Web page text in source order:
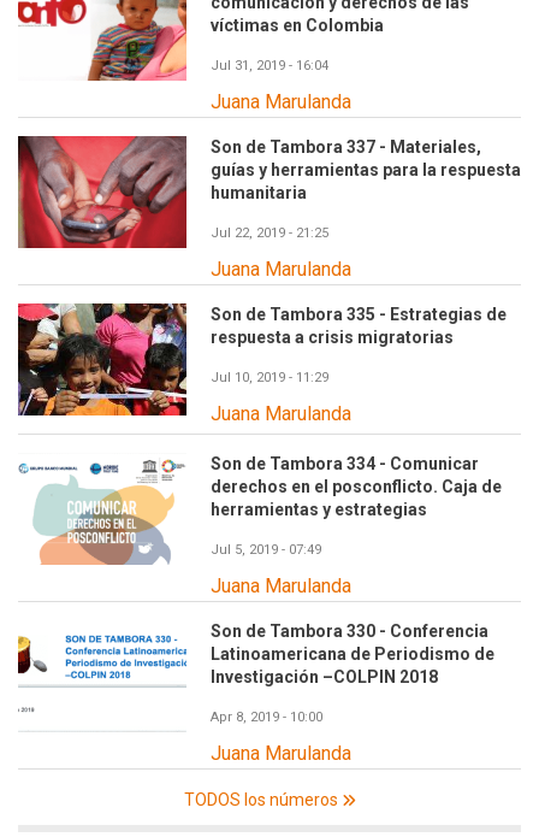
víctimas en Colombia
Jul 31, 2019 - 16:04
Juana Marulanda
Son de Tambora 337 - Materiales,
guías y herramientas para la respuesta
humanitaria
Jul 22, 2019 - 21:25
Juana Marulanda
Son de Tambora 335 - Estrategias de
respuesta a crisis migratorias
Jul 10, 2019 - 11:29
Juana Marulanda
Son de Tambora 334 - Comunicar
derechos en el posconflicto. Caja de
herramientas y estrategias
Jul 5, 2019 - 07:49
Juana Marulanda
Son de Tambora 330 - Conferencia
Latinoamericana de Periodismo de
Investigación –COLPIN 2018
Apr 8, 2019 - 10:00
Juana Marulanda
TODOS los números